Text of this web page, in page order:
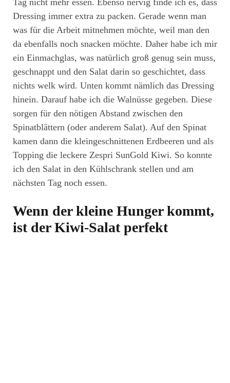
Tag nicht mehr essen. Ebenso nervig finde ich es, dass
Dressing immer extra zu packen. Gerade wenn man
was für die Arbeit mitnehmen möchte, weil man den
da ebenfalls noch snacken möchte. Daher habe ich mir
ein Einmachglas, was natürlich groß genug sein muss,
geschnappt und den Salat darin so geschichtet, dass
nichts welk wird. Unten kommt nämlich das Dressing
hinein. Darauf habe ich die Walnüsse gegeben. Diese
sorgen für den nötigen Abstand zwischen den
Spinatblättern (oder anderem Salat). Auf den Spinat
kamen dann die kleingeschnittenen Erdbeeren und als
Topping die leckere Zespri SunGold Kiwi. So konnte
ich den Salat in den Kühlschrank stellen und am
nächsten Tag noch essen.
Wenn der kleine Hunger kommt,
ist der Kiwi-Salat perfekt